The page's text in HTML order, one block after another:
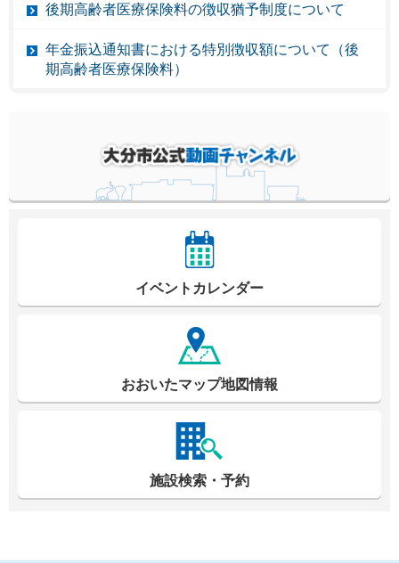
後期高齢者医療保険料の徴収猶予制度について
年金振込通知書における特別徴収額について（後
期高齢者医療保険料）
イベントカレンダー
おおいたマップ地図情報
施設検索・予約